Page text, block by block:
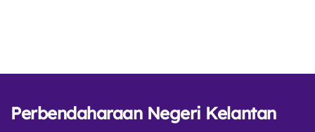
Perbendaharaan Negeri Kelantan